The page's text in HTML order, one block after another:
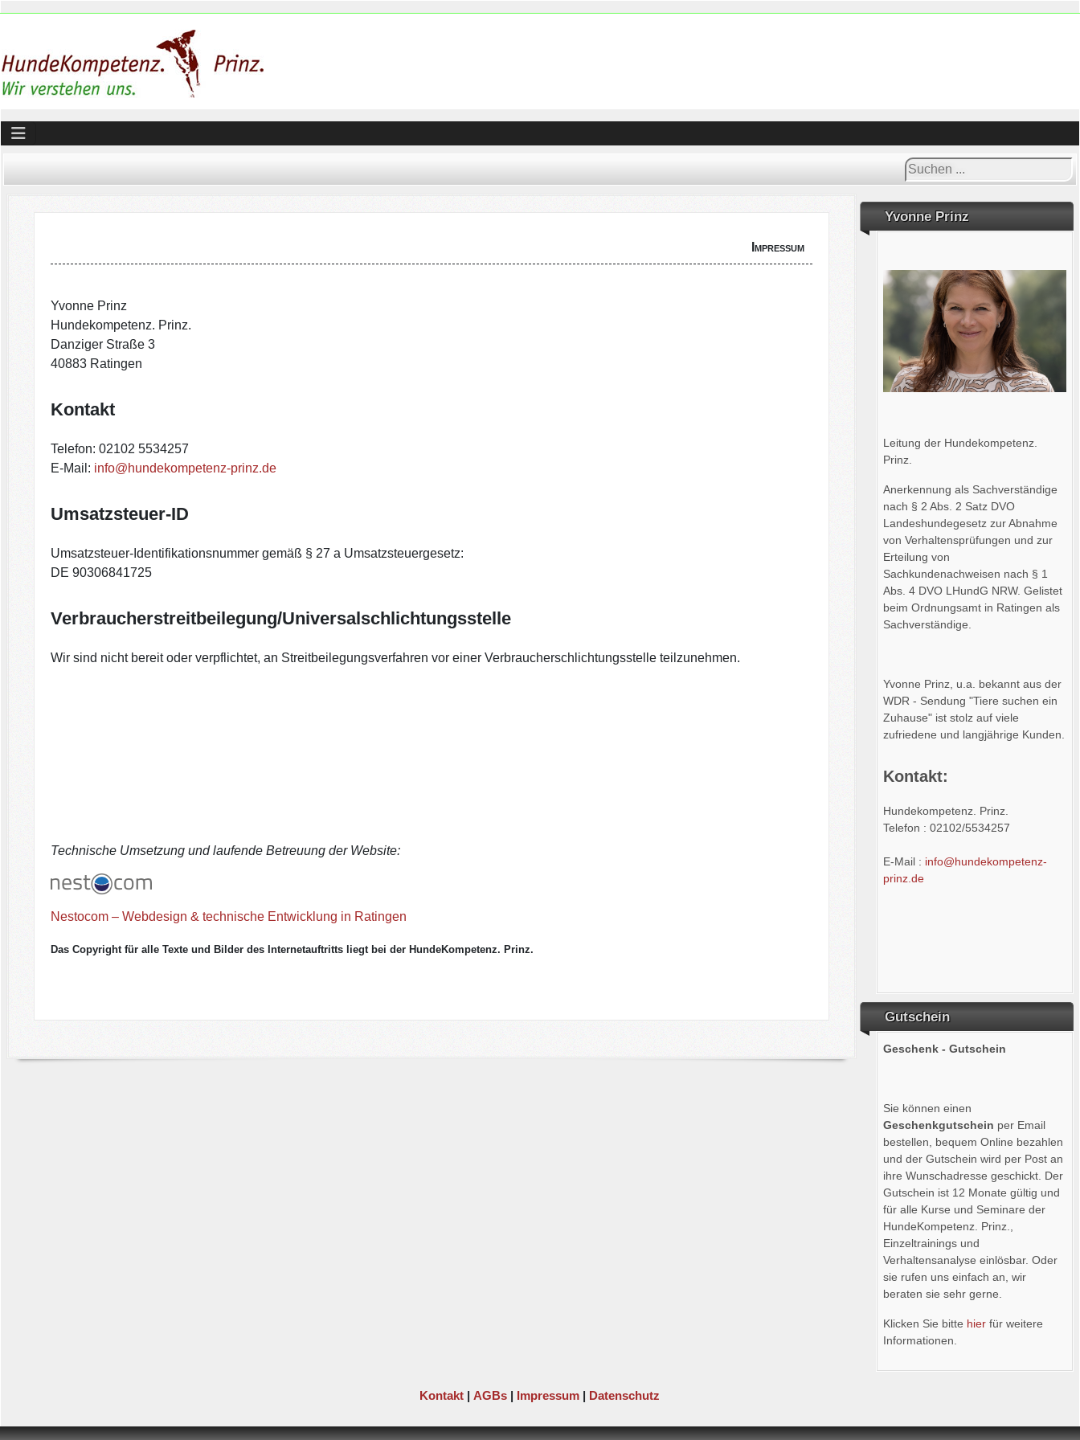
Suchen
...
Kontakt |AGBs | Impressum | Datenschutz
Yvonne Prinz
Leitung der Hundekompetenz.
Prinz.
Anerkennung als Sachverständige
nach § 2 Abs. 2 Satz DVO
Landeshundegesetz zur Abnahme
von Verhaltensprüfungen und zur
Erteilung von
Sachkundenachweisen nach § 1
Abs. 4 DVO LHundG NRW. Gelistet
beim Ordnungsamt in Ratingen als
Sachverständige.
Yvonne Prinz, u.a. bekannt aus der
WDR - Sendung "Tiere suchen ein
Zuhause" ist stolz auf viele
zufriedene und langjährige Kunden.
Kontakt:
Hundekompetenz. Prinz.
Telefon : 02102/5534257
E-Mail : info@hundekompetenz-
prinz.de
Gutschein
Geschenk - Gutschein
Sie können einen
Geschenkgutschein per Email
bestellen, bequem Online bezahlen
und der Gutschein wird per Post an
ihre Wunschadresse geschickt. Der
Gutschein ist 12 Monate gültig und
für alle Kurse und Seminare der
HundeKompetenz. Prinz.,
Einzeltrainings und
Verhaltensanalyse einlösbar. Oder
sie rufen uns einfach an, wir
beraten sie sehr gerne.
Klicken Sie bitte hierfür weitere
Informationen.
Impressum
Yvonne Prinz
Hundekompetenz. Prinz.
Danziger Straße 3
40883 Ratingen
Kontakt
Telefon: 02102 5534257
E-Mail: info@hundekompetenz-prinz.de
Umsatzsteuer-ID
Umsatzsteuer-Identifikationsnummer gemäß § 27 a Umsatzsteuergesetz:
DE 90306841725
Verbraucher­streit­beilegung/Universal­schlichtungs­stelle
Wir sind nicht bereit oder verpflichtet, an Streitbeilegungsverfahren vor einer Verbraucherschlichtungsstelle teilzunehmen.
Technische Umsetzung und laufende Betreuung der Website:
Nestocom – Webdesign & technische Entwicklung in Ratingen
Das Copyright für alle Texte und Bilder des Internetauftritts liegt bei der HundeKompetenz. Prinz.